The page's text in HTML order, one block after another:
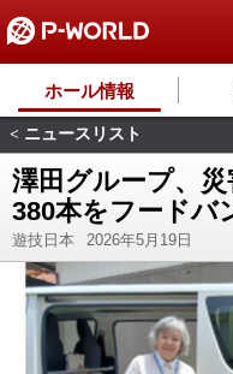
ホール情報
< ニュースリスト
澤田グループ、
380本をフードバ
遊技日本 2026年5月19日